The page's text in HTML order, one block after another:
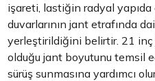
işareti, lastiğin radyal
duvarlarının jant etrafında
yerleştirildiğini belirtir. 21 inç
olduğu jant boyutunu temsil
sürüş sunmasına yardımcı